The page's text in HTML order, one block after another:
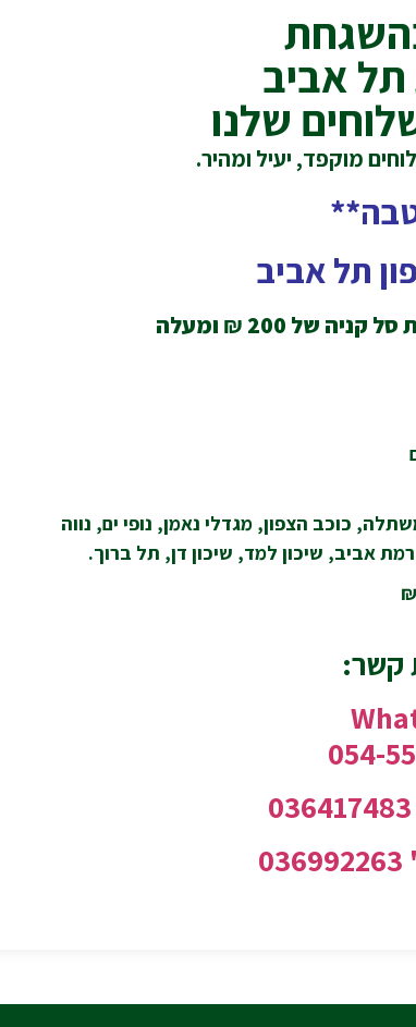
תל אביב
שלנו
מוקפד, יעיל ומהיר.
תל אביב
קניה של 200 ₪ ומעלה
כוכב הצפון, מגדלי נאמן, נופי ים, נווה
אביב, שיכון למד, שיכון דן, תל ברוך.
קשר:
054-
036992263